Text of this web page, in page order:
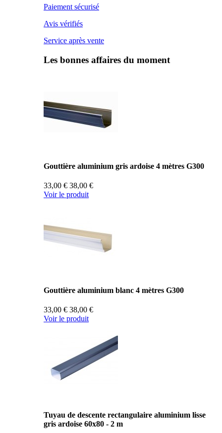
Paiement sécurisé
Avis vérifiés
Service après vente
Les bonnes affaires du moment
Gouttière aluminium gris ardoise 4 mètres G300
33,00 € 38,00 €
Voir le produit
Gouttière aluminium blanc 4 mètres G300
33,00 € 38,00 €
Voir le produit
Tuyau de descente rectangulaire aluminium lisse
gris ardoise 60x80 - 2 m